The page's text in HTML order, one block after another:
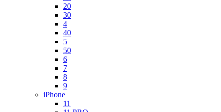
20
30
4
40
5
50
6
7
8
9
iPhone
11